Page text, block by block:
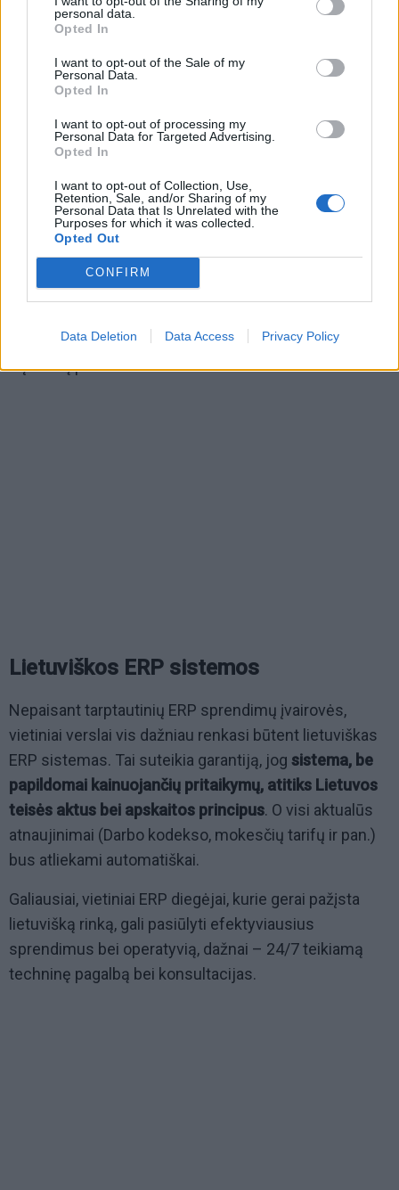
personal data.
Opted In
I want to opt-out of the Sale of my
Personal Data.
Opted In
I want to opt-out of processing my
Personal Data for Targeted Advertising.
Opted In
I want to opt-out of Collection, Use,
Retention, Sale, and/or Sharing of my
Personal Data that Is Unrelated with the
Purposes for which it was collected.
Opted Out
CONFIRM
Data Deletion Data Access Privacy Policy
Renkantis individualiai tinkamiausią ERP sprendimą,
svarbus įvertinti tokius aspektus, kaip:
sistemos galimybė augti kartu su verslu;
naudojamais įrankiais (el. parduotuvė, bankai,
kurjerių tarnybos ir pan.);
nesudėtingas, visiems darbuotojams perprantamas
programos naudojimas;
diegėjo siūlomos techninės pagalbos
sistemos atitikimas Lietuvos rinkoje veikiančių
įmonių poreikiams.
Lietuviškos ERP sistemos
Nepaisant tarptautinių ERP sprendimų įvairovės,
vietiniai verslai vis dažniau renkasi būtent lietuviškas
ERP sistemas. Tai suteikia garantiją, jog sistema, be
papildomai kainuojančių pritaikymų, atitiks Lietuvos
teisės aktus bei apskaitos principus. O visi aktualūs
atnaujinimai (Darbo kodekso, mokesčių tarifų ir pan.)
bus atliekami automatiškai.
Galiausiai, vietiniai ERP diegėjai, kurie gerai pažįsta
lietuvišką rinką, gali pasiūlyti efektyviausius
sprendimus bei operatyvią, dažnai – 24/7 teikiamą
techninę pagalbą bei konsultacijas.